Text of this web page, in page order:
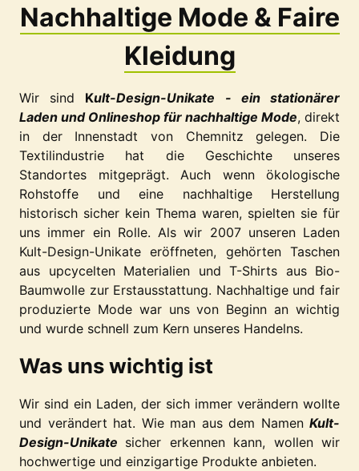
Nachhaltige Mode & Faire
Kleidung
Wir sind Kult-Design-Unikate - ein stationärer
Laden und Onlineshop für nachhaltige Mode, direkt
in der Innenstadt von Chemnitz gelegen. Die
Textilindustrie hat die Geschichte unseres
Standortes mitgeprägt. Auch wenn ökologische
Rohstoffe und eine nachhaltige Herstellung
historisch sicher kein Thema waren, spielten sie für
uns immer ein Rolle. Als wir 2007 unseren Laden
Kult-Design-Unikate eröffneten, gehörten Taschen
aus upcycelten Materialien und T-Shirts aus Bio-
Baumwolle zur Erstausstattung. Nachhaltige und fair
produzierte Mode war uns von Beginn an wichtig
und wurde schnell zum Kern unseres Handelns.
Was uns wichtig ist
Wir sind ein Laden, der sich immer verändern wollte
und verändert hat. Wie man aus dem Namen Kult-
Design-Unikate sicher erkennen kann, wollen wir
hochwertige und einzigartige Produkte anbieten.